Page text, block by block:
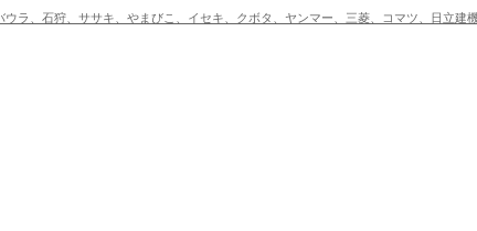
、石狩、ササキ、やまびこ、イセキ、クボタ、ヤンマー、三菱、コマツ、日立建